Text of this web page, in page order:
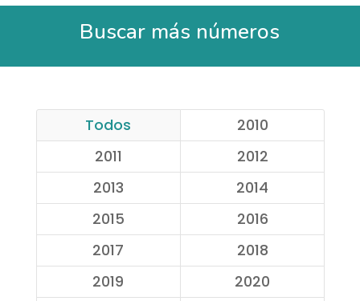
Buscar más números
Todos
2010
2011
2012
2013
2014
2015
2016
2017
2018
2019
2020